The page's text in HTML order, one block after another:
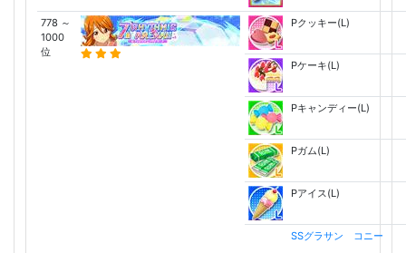
778 ～
1000
位
Pクッキー(L)
Pケーキ(L)
Pキャンディー(L)
Pガム(L)
Pアイス(L)
SSグラサン コニー